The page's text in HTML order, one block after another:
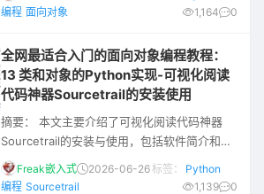
者进行对比。 原文链接： FreakStudio的博客
程：00 面向对象设计方法导论 全网最适合入
门的面向对象编程教程：01 面向对象编程的基
本概念 全网最适合入门的面向对象编程教程：
02 类和
编程 面向对象 1,164 0
全网最适合入门的面向对象编程教程：
13 类和对象的Python实现-可视化阅读
代码神器Sourcetrail的安装使用
摘要： 本文主要介绍了可视化阅读代码神器
Sourcetrail的安装与使用，包括软件简介和特
性、下载地址、安装方式、新建工程和如何查
看分析源码，同时简单介绍了PyCharm中
Freak嵌入式 2026-06-26标签：
Python
编程 Sourcetrail 1,139 0